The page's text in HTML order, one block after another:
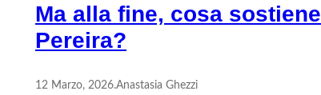
Ma alla fine, cosa sostiene
Pereira?
12 Marzo, 2026.Anastasia Ghezzi